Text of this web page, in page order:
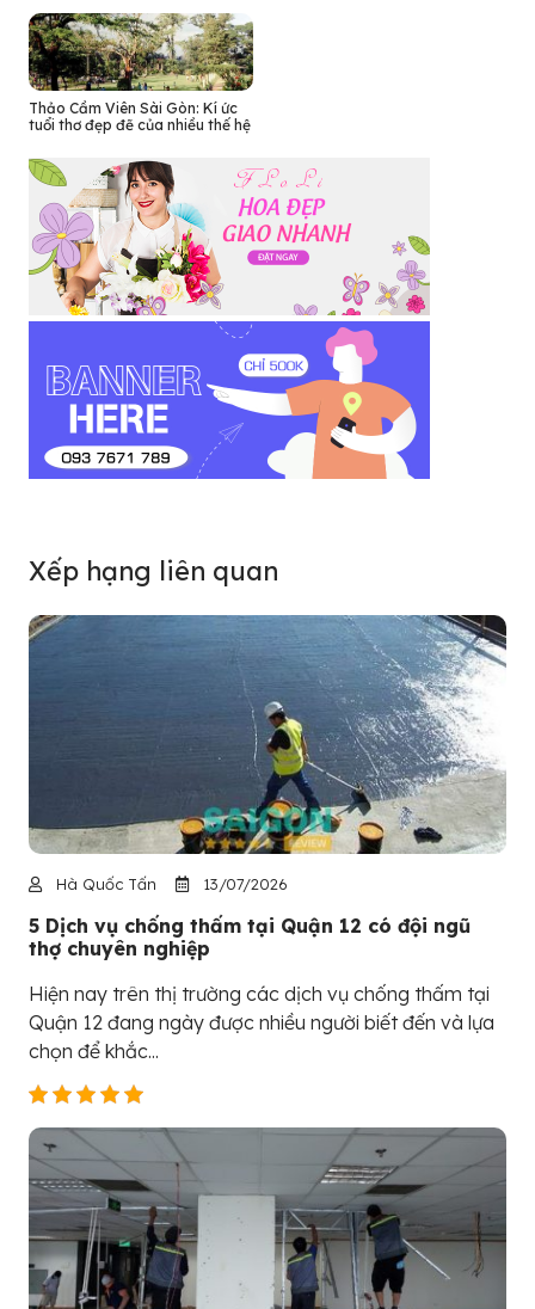
Thảo Cầm Viên Sài Gòn: Kí ức
tuổi thơ đẹp đẽ của nhiều thế hệ
Xếp hạng liên quan
Hà Quốc Tấn 13/07/2026
5 Dịch vụ chống thấm tại Quận 12 có đội ngũ
thợ chuyên nghiệp
Hiện nay trên thị trường các dịch vụ chống thấm tại
Quận 12 đang ngày được nhiều người biết đến và lựa
chọn để khắc...